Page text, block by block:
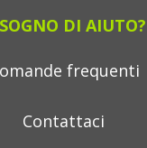
DI AIUTO?
frequenti
Contattaci